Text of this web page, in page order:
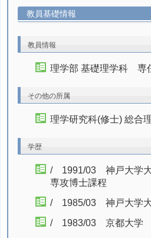
教員基礎情報
教員情報
理学部 基礎理学科 専
その他の所属
理学研究科(修士) 総合
学歴
/ 1991/03 神戸大学大
専攻博士課程
/ 1985/03 神戸大学大
/ 1983/03 京都大学